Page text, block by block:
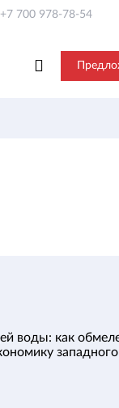
+7 700 978-78-54
воды: как
западного